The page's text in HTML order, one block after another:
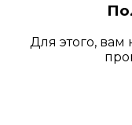
Для этого,